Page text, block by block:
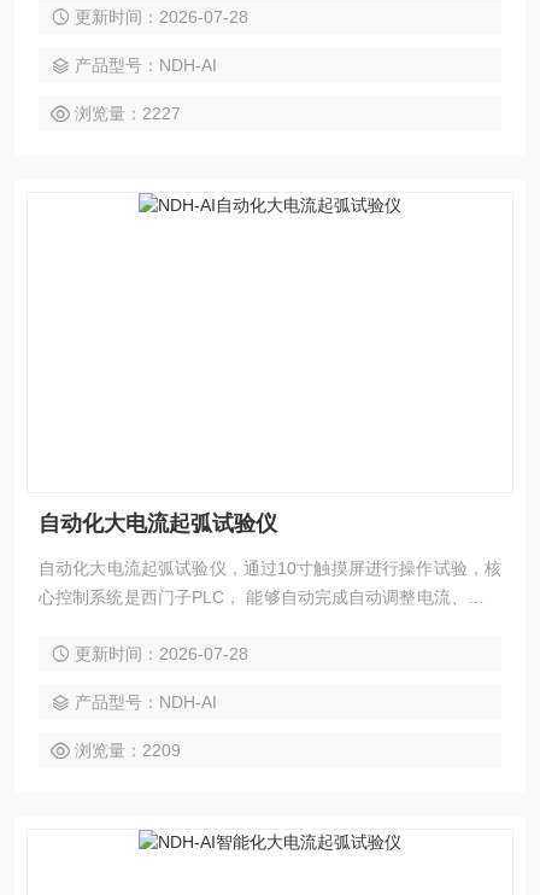
和自动化比较高的检测设备。
更新时间：2026-07-28
产品型号：NDH-AI
浏览量：2227
自动化大电流起弧试验仪
自动化大电流起弧试验仪，通过10寸触摸屏进行操作试验，核
心控制系统是西门子PLC， 能够自动完成自动调整电流、起弧
和自动化比较高的检测设备。
更新时间：2026-07-28
产品型号：NDH-AI
浏览量：2209